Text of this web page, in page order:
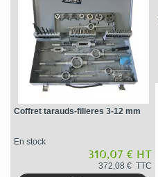
Coffret tarauds-filieres 3-12 mm
En stock
310,07 € HT
372,08 € TTC